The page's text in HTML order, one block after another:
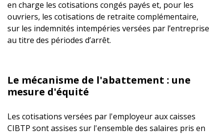
en charge les cotisations congés payés et, pour les
ouvriers, les cotisations de retraite complémentaire,
sur les indemnités intempéries versées par l’entreprise
au titre des périodes d’arrêt.
Le mécanisme de l'abattement : une
mesure d'équité
Les cotisations versées par l'employeur aux caisses
CIBTP sont assises sur l'ensemble des salaires pris en